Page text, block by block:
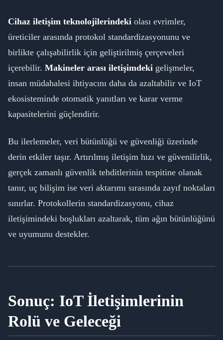
Cihaz iletişim teknolojilerindeki olası evrimler,
üreticiler arasında protokol standardizasyonunu ve
birlikte çalışabilirlik için geliştirilmiş çerçeveleri
içerebilir. Makineler arası iletişimdeki gelişmeler,
insan müdahalesi ihtiyacını daha da azaltabilir ve IoT
ekosisteminde otomatik yanıtları ve karar verme
kapasitelerini güçlendirir.
Bu ilerlemeler, veri bütünlüğü ve güvenliği üzerinde
derin etkiler taşır. Artırılmış iletişim hızı ve güvenilirlik,
gerçek zamanlı güvenlik tehditlerinin tespitine olanak
tanır, uç bilişim ise veri aktarımı sırasında zayıf noktaları
sınırlar. Protokollerin standardizasyonu, cihaz
iletişimindeki boşlukları azaltarak, tüm ağın bütünlüğünü
ve uyumunu destekler.
Sonuç: IoT İletişimlerinin
Rolü ve Geleceği